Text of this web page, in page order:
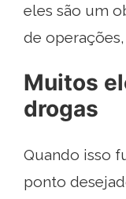
eles são um
de
Muitos
drogas
Quando isso
ponto